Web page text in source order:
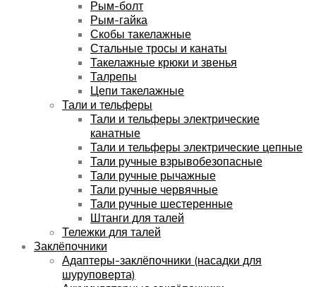
Рым-болт
Рым-гайка
Скобы такелажные
Стальные тросы и канаты
Такелажные крюки и звенья
Талрепы
Цепи такелажные
Тали и тельферы
Тали и тельферы электрические
канатные
Тали и тельферы электрические цепные
Тали ручные взрывобезопасные
Тали ручные рычажные
Тали ручные червячные
Тали ручные шестеренные
Штанги для талей
Тележки для талей
Заклёпочники
Адаптеры-заклёпочники (насадки для
шуруповерта)